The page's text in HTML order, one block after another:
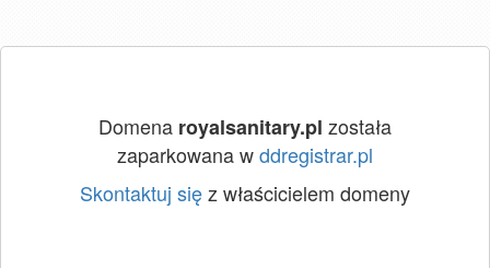
Domena royalsanitary.pl została
zaparkowana wddregistrar.pl
Skontaktuj sięz właścicielem domeny